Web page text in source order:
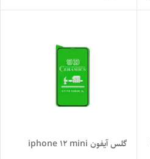
گلس آیفون iphone 12 mini